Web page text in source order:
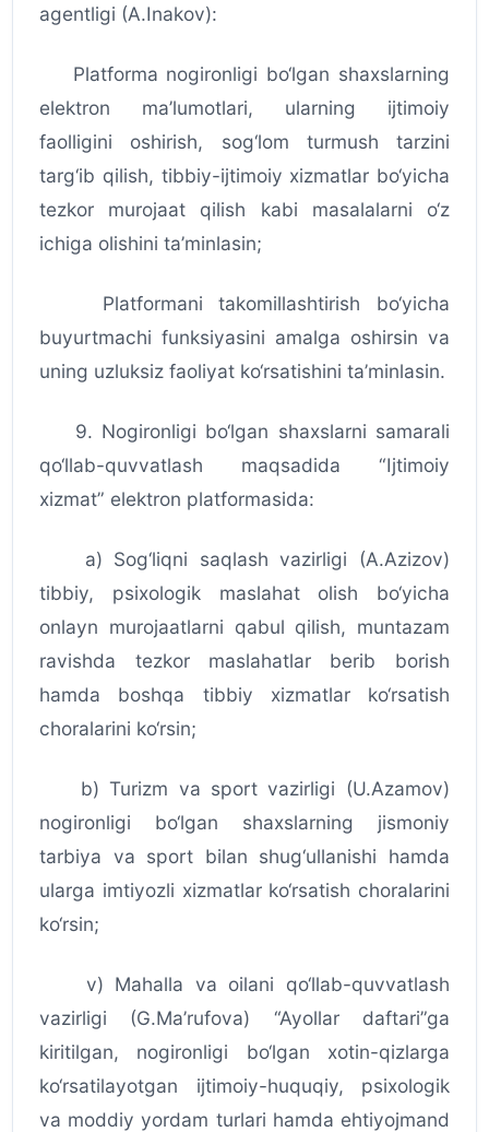
agentligi (A.Inakov):
Platforma nogironligi bo‘lgan shaxslarning
elektron ma’lumotlari, ularning ijtimoiy
faolligini oshirish, sog‘lom turmush tarzini
targ‘ib qilish, tibbiy-ijtimoiy xizmatlar bo‘yicha
tezkor murojaat qilish kabi masalalarni o‘z
ichiga olishini ta’minlasin;
Platformani takomillashtirish bo‘yicha
buyurtmachi funksiyasini amalga oshirsin va
uning uzluksiz faoliyat ko‘rsatishini ta’minlasin.
9. Nogironligi bo‘lgan shaxslarni samarali
qo‘llab-quvvatlash maqsadida “Ijtimoiy
xizmat” elektron platformasida:
a) Sog‘liqni saqlash vazirligi (A.Azizov)
tibbiy, psixologik maslahat olish bo‘yicha
onlayn murojaatlarni qabul qilish, muntazam
ravishda tezkor maslahatlar berib borish
hamda boshqa tibbiy xizmatlar ko‘rsatish
choralarini ko‘rsin;
b) Turizm va sport vazirligi (U.Azamov)
nogironligi bo‘lgan shaxslarning jismoniy
tarbiya va sport bilan shug‘ullanishi hamda
ularga imtiyozli xizmatlar ko‘rsatish choralarini
ko‘rsin;
v) Mahalla va oilani qo‘llab-quvvatlash
vazirligi (G.Ma’rufova) “Ayollar daftari”ga
kiritilgan, nogironligi bo‘lgan xotin-qizlarga
ko‘rsatilayotgan ijtimoiy-huquqiy, psixologik
va moddiy yordam turlari hamda ehtiyojmand